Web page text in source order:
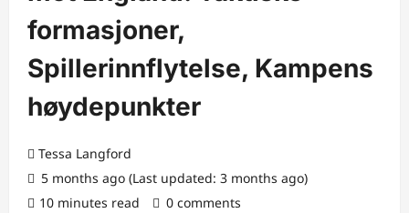
formasjoner,
Spillerinnflytelse, Kampens
høydepunkter
Tessa Langford
5 months ago (Last updated: 3 months ago)
10 minutes read
0 comments